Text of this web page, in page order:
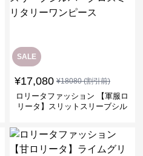
SALE
¥17,080 ¥18080(割引前)
ロリータファッション 【軍服ロ
リータ】スリットスリーブシル